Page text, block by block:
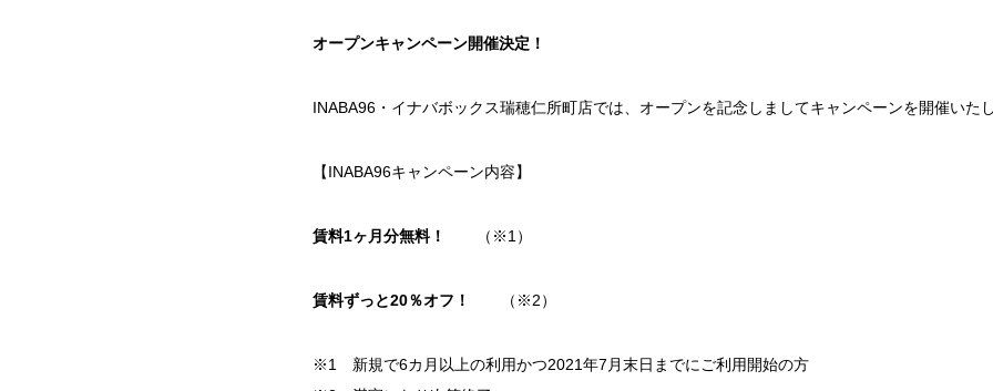
オープンキャンペーン開催決定！
INABA96・イナバボックス瑞穂仁所町店では、オープンを記念しましてキャンペーンを開催いた
【INABA96キャンペーン内容】
賃料1ヶ月分無料！ （※1）
賃料ずっと20％オフ！ （※2）
※1 新規で6カ月以上の利用かつ2021年7月末日までにご利用開始の方